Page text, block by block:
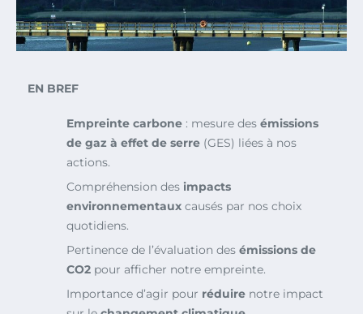
EN BREF
Empreinte carbone : mesure des émissions
de gaz à effet de serre (GES) liées à nos
actions.
Compréhension des impacts
environnementaux causés par nos choix
quotidiens.
Pertinence de l’évaluation des émissions de
CO2 pour afficher notre empreinte.
Importance d’agir pour réduire notre impact